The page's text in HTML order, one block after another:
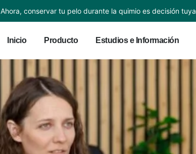
Ahora, conservar tu pelo durante la quimio es decisión
Inicio Producto Estudios e Información